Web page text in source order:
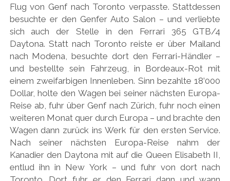
Flug von Genf nach Toronto verpasste. Stattdessen
besuchte er den Genfer Auto Salon – und verliebte
sich auch der Stelle in den Ferrari 365 GTB/4
Daytona. Statt nach Toronto reiste er über Mailand
nach Modena, besuchte dort den Ferrari-Händler –
und bestellte sein Fahrzeug, in Bordeaux-Rot mit
einem zweifarbigen Innenleben. Sinn bezahlte 18’000
Dollar, holte den Wagen bei seiner nächsten Europa-
Reise ab, fuhr über Genf nach Zürich, fuhr noch einen
weiteren Monat quer durch Europa – und brachte den
Wagen dann zurück ins Werk für den ersten Service.
Nach seiner nächsten Europa-Reise nahm der
Kanadier den Daytona mit auf die Queen Elisabeth II,
entlud ihn in New York – und fuhr von dort nach